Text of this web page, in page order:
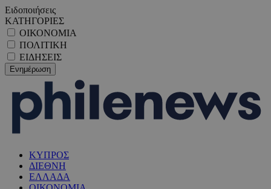
Ειδοποιήσεις
ΚΑΤΗΓΟΡΙΕΣ
ΟΙΚΟΝΟΜΙΑ
ΠΟΛΙΤΙΚΗ
ΕΙΔΗΣΕΙΣ
ΚΥΠΡΟΣ
ΔΙΕΘΝΗ
ΕΛΛΑΔΑ